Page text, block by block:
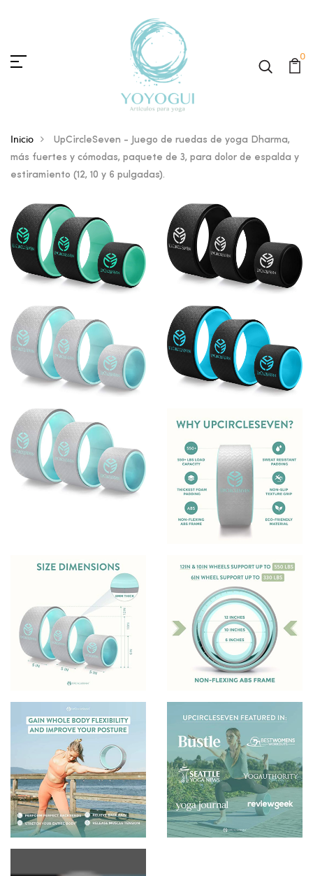
0
Inicio
UpCircleSeven - Juego de ruedas de yoga Dharma,
más fuertes y cómodas, paquete de 3, para dolor de espalda y
estiramiento (12, 10 y 6 pulgadas).